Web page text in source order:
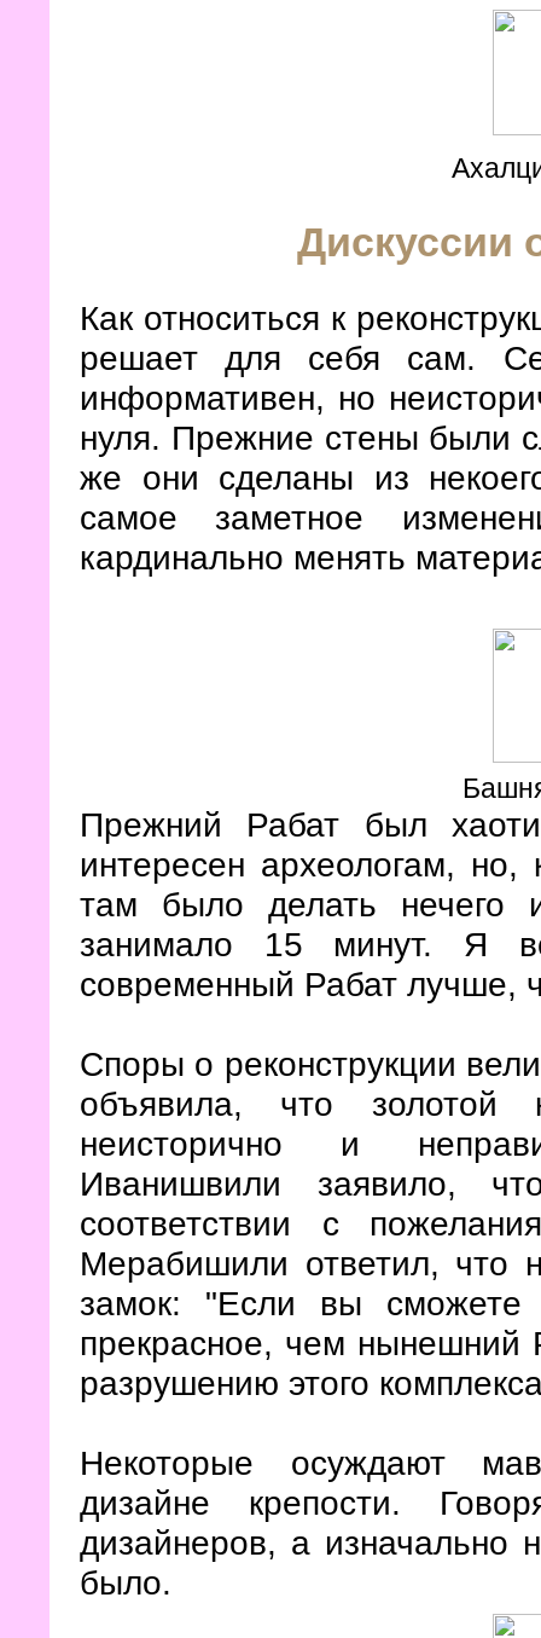
Дискуссии
Как относиться к
решает для себя сам.
информативен, но
нуля. Прежние стены были
же они сделаны из
самое заметное
кардинально менять
Прежний Рабат был
интересен археологам,
там было делать нечего
занимало 15 минут. Я
современный Рабат лучше,
Споры о реконструкции
объявила, что
неисторично и
Иванишвили заявило,
соответствии с
Мерабишили ответил, что
замок: "Если вы сможете
прекрасное, чем нынешний
разрушению этого
Некоторые осуждают
дизайне крепости.
дизайнеров, а изначально
было.